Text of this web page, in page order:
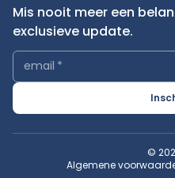
Mis nooit meer een
exclusieve update.
email *
©
Algemene